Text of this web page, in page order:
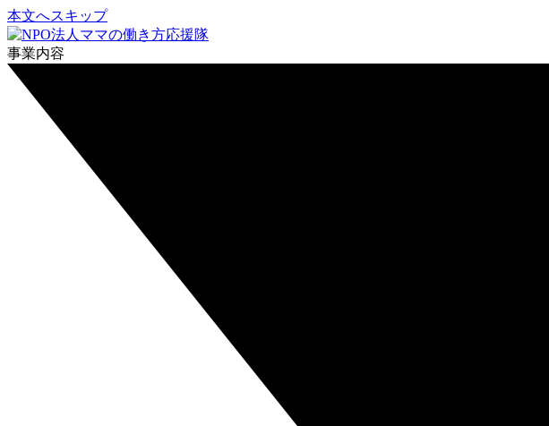
本文へスキップ
事業内容